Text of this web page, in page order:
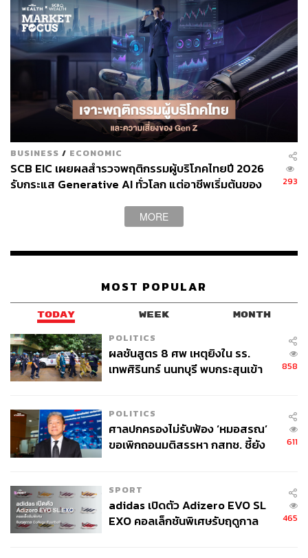
BUSINESS / ECONOMIC
SCB EIC เผยผลสำรวจพฤติกรรมผู้บริโภคไทยปี 2026
รับกระแส Generative AI ทั่วโลก แต่อาชีพเริ่มต้นของ
293
MORE
MOST POPULAR
TODAY WEEK MONTH
POLITICS
ผลชันสูตร 8 ศพ เหตุยิงใน รร.
เทพศิรินทร์ นนทบุรี พบกระสุนเข้า
858
POLITICS
ศาลปกครองไม่รับฟ้อง ‘หมอสรณ’
ขอเพิกถอนมติสรรหา กสทช. ชี้ยัง
611
SPORT
adidas เปิดตัว Adizero EVO SL
EXO คอลเล็กชันพิเศษรับฤดูกาล
465